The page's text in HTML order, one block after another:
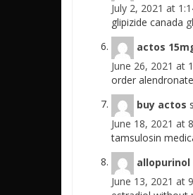
July 2, 2021 at
glipizide canada
actos
June 26, 2021 at
order alendronate
buy actos
June 18, 2021 at
tamsulosin
allopurinol
June 13, 2021 at